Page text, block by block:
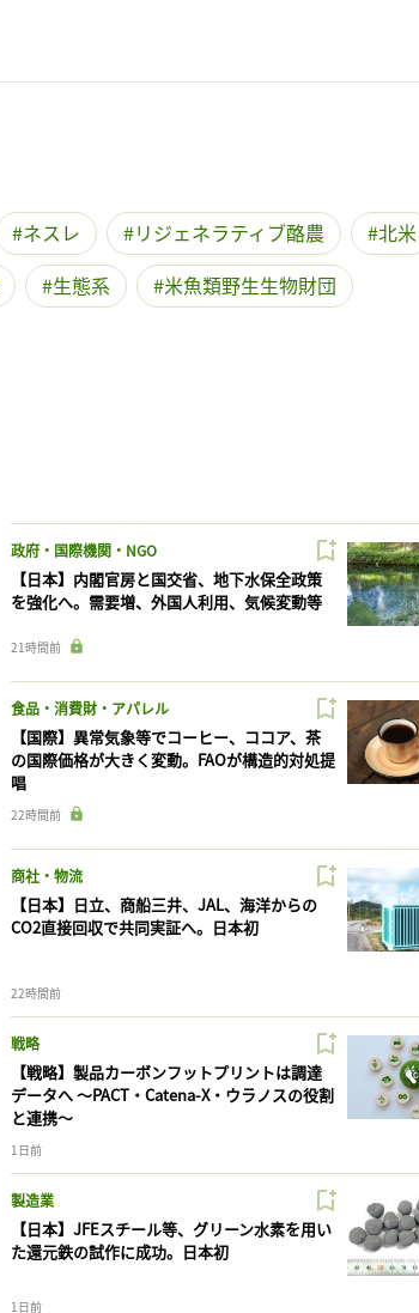
ネスレ リジェネラティブ酪農
北米
生態系
米魚類野生生物財団
政府・国際機関・NGO
【日本】内閣官房と国交省、地下水保全政策
を強化へ。需要増、外国人利用、気候変動等
21時間前
食品・消費財・アパレル
【国際】異常気象等でコーヒー、ココア、茶
の国際価格が大きく変動。FAOが構造的対処提
唱
22時間前
商社・物流
【日本】日立、商船三井、JAL、海洋からの
CO2直接回収で共同実証へ。日本初
22時間前
戦略
【戦略】製品カーボンフットプリントは調達
データへ 〜PACT・Catena-X・ウラノスの役割
と連携〜
1日前
製造業
【日本】JFEスチール等、グリーン水素を用い
た還元鉄の試作に成功。日本初
1日前